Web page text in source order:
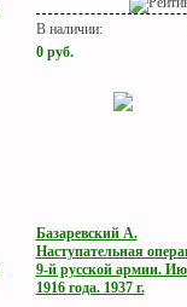
В наличии:
0 руб.
Базаревский А.
Наступательная
9-й русской армии.
1916 года. 1937 г.